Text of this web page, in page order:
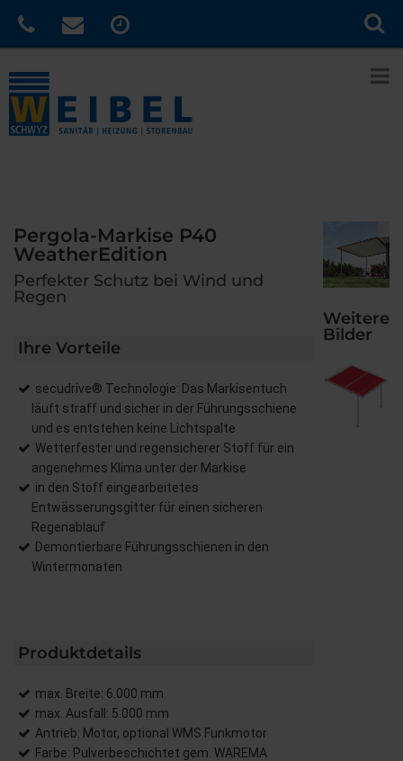
Pergola-Markise P40
WeatherEdition
Perfekter Schutz bei Wind und
Regen
Ihre Vorteile
secudrive® Technologie: Das Markisentuch
läuft straff und sicher in der Führungsschiene
und es entstehen keine Lichtspalte
Wetterfester und regensicherer Stoff für ein
angenehmes Klima unter der Markise
in den Stoff eingearbeitetes
Entwässerungsgitter für einen sicheren
Regenablauf
Demontierbare Führungsschienen in den
Wintermonaten
Produktdetails
max. Breite: 6.000 mm
max. Ausfall: 5.000 mm
Antrieb: Motor, optional WMS Funkmotor
Farbe: Pulverbeschichtet gem. WAREMA
Weitere
Bilder